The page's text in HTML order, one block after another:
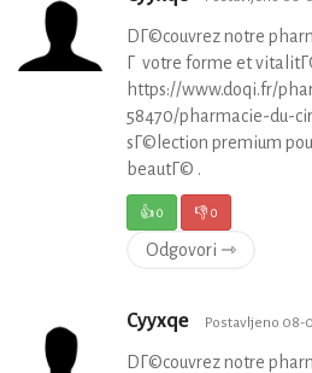
DГ©couvrez notre
Г votre forme et
https://www.doqi.fr/
58470/pharmacie-du-
sГ©lection premium
beautГ© .
👍0 👎0
Odgovori ⇾
Cyyxqe Postavljeno 08-
DГ©couvrez notre